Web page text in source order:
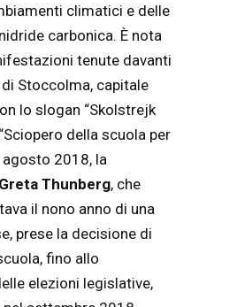
climatici e delle
carbonica. È nota
tenute davanti
Stoccolma, capitale
lo slogan “Skolstrejk
della scuola per
agosto 2018, la
Greta Thunberg, che
il nono anno di una
prese la decisione di
fino allo
elezioni legislative,